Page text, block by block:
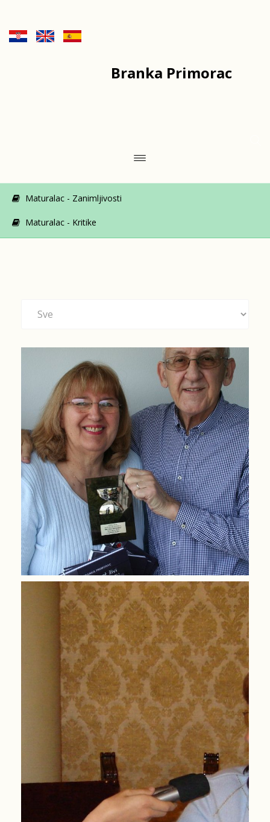
Branka Primorac
Maturalac - Zanimljivosti
Maturalac - Kritike